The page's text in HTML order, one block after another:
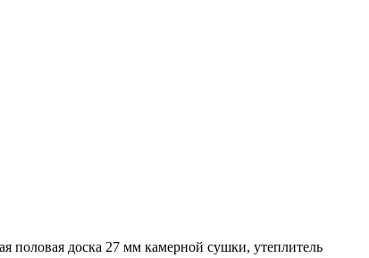
половая доска 27 мм камерной сушки, утеплитель